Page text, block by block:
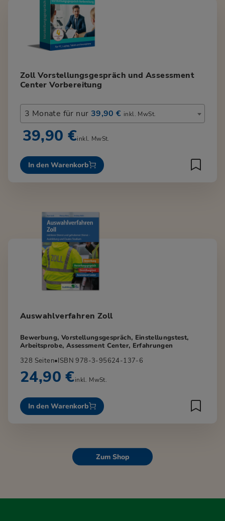
Zoll Vorstellungsgespräch und Assessment
Center Vorbereitung
3 Monate für nur 39,90 € inkl. MwSt.
39,90 €inkl. MwSt.
In den Warenkorb
Auswahlverfahren Zoll
Bewerbung, Vorstellungsgespräch, Einstellungstest,
Arbeitsprobe, Assessment Center, Erfahrungen
328 Seiten•ISBN 978-3-95624-137-6
24,90 €inkl. MwSt.
In den Warenkorb
Zum Shop